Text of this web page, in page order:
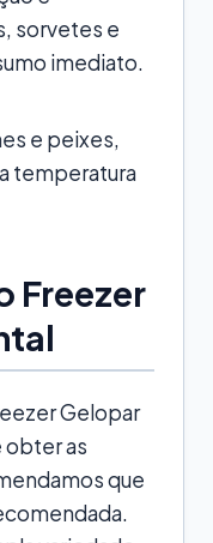
sorvetes e
imediato.
e peixes,
temperatura
Freezer
Gelopar
obter as
que